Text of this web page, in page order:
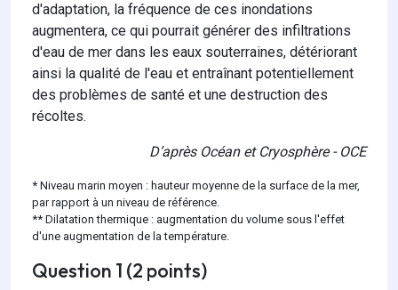
d'adaptation, la fréquence de ces inondations
augmentera, ce qui pourrait générer des infiltrations
d'eau de mer dans les eaux souterraines, détériorant
ainsi la qualité de l'eau et entraînant potentiellement
des problèmes de santé et une destruction des
récoltes.
D’après Océan et Cryosphère - OCE
* Niveau marin moyen : hauteur moyenne de la surface de la mer,
par rapport à un niveau de référence.
** Dilatation thermique : augmentation du volume sous l'effet
d'une augmentation de la température.
Question 1 (2 points)